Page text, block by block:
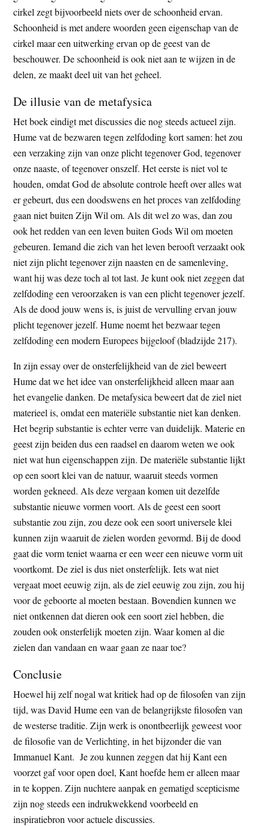
cirkel zegt bijvoorbeeld niets over de schoonheid ervan.
Schoonheid is met andere woorden geen eigenschap van de
cirkel maar een uitwerking ervan op de geest van de
beschouwer. De schoonheid is ook niet aan te wijzen in de
delen, ze maakt deel uit van het geheel.
De illusie van de metafysica
Het boek eindigt met discussies die nog steeds actueel zijn.
Hume vat de bezwaren tegen zelfdoding kort samen: het zou
een verzaking zijn van onze plicht tegenover God, tegenover
onze naaste, of tegenover onszelf. Het eerste is niet vol te
houden, omdat God de absolute controle heeft over alles wat
er gebeurt, dus een doodswens en het proces van zelfdoding
gaan niet buiten Zijn Wil om. Als dit wel zo was, dan zou
ook het redden van een leven buiten Gods Wil om moeten
gebeuren. Iemand die zich van het leven berooft verzaakt ook
niet zijn plicht tegenover zijn naasten en de samenleving,
want hij was deze toch al tot last. Je kunt ook niet zeggen dat
zelfdoding een veroorzaken is van een plicht tegenover jezelf.
Als de dood jouw wens is, is juist de vervulling ervan jouw
plicht tegenover jezelf. Hume noemt het bezwaar tegen
zelfdoding een modern Europees bijgeloof (bladzijde 217).
In zijn essay over de onsterfelijkheid van de ziel beweert
Hume dat we het idee van onsterfelijkheid alleen maar aan
het evangelie danken. De metafysica beweert dat de ziel niet
materieel is, omdat een materiële substantie niet kan denken.
Het begrip substantie is echter verre van duidelijk. Materie en
geest zijn beiden dus een raadsel en daarom weten we ook
niet wat hun eigenschappen zijn. De materiële substantie lijkt
op een soort klei van de natuur, waaruit steeds vormen
worden gekneed. Als deze vergaan komen uit dezelfde
substantie nieuwe vormen voort. Als de geest een soort
substantie zou zijn, zou deze ook een soort universele klei
kunnen zijn waaruit de zielen worden gevormd. Bij de dood
gaat die vorm teniet waarna er een weer een nieuwe vorm uit
voortkomt. De ziel is dus niet onsterfelijk. Iets wat niet
vergaat moet eeuwig zijn, als de ziel eeuwig zou zijn, zou hij
voor de geboorte al moeten bestaan. Bovendien kunnen we
niet ontkennen dat dieren ook een soort ziel hebben, die
zouden ook onsterfelijk moeten zijn. Waar komen al die
zielen dan vandaan en waar gaan ze naar toe?
Conclusie
Hoewel hij zelf nogal wat kritiek had op de filosofen van zijn
tijd, was David Hume een van de belangrijkste filosofen van
de westerse traditie. Zijn werk is onontbeerlijk geweest voor
de filosofie van de Verlichting, in het bijzonder die van
Immanuel Kant. Je zou kunnen zeggen dat hij Kant een
voorzet gaf voor open doel, Kant hoefde hem er alleen maar
in te koppen. Zijn nuchtere aanpak en gematigd scepticisme
zijn nog steeds een indrukwekkend voorbeeld en
inspiratiebron voor actuele discussies.